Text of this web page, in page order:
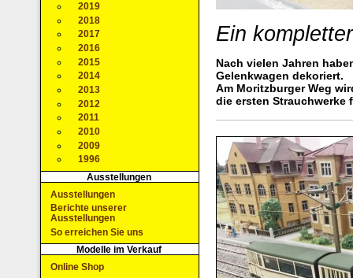
Ein
Nach vielen Jahren
Gelenkwagen dekoriert.
Am Moritzburger Weg
die ersten Strauchwerke
2019
2018
2017
2016
2015
2014
2013
2012
2011
2010
2009
1996
Ausstellungen
Ausstellungen
Berichte unserer
Ausstellungen
So erreichen Sie uns
Modelle im Verkauf
Online Shop